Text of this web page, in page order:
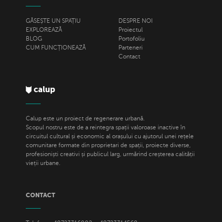
GĂSEȘTE UN SPAȚIU
EXPLOREAZĂ
BLOG
CUM FUNCȚIONEAZĂ
DESPRE NOI
Proiectul
Portofoliu
Parteneri
Contact
calup
Calup este un proiect de regenerare urbană.
Scopul nostru este de a reintegra spații valoroase inactive în
circuitul cultural și economic al orașului cu ajutorul unei rețele
comunitare formate din proprietari de spații, proiecte diverse,
profesioniști creativi și publicul larg, urmărind creșterea calității
vieții urbane.
CONTACT